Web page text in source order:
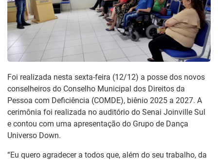
Foi realizada nesta sexta-feira (12/12) a posse dos novos
conselheiros do Conselho Municipal dos Direitos da
Pessoa com Deficiência (COMDE), biênio 2025 a 2027. A
cerimônia foi realizada no auditório do Senai Joinville Sul
e contou com uma apresentação do Grupo de Dança
Universo Down.
“Eu quero agradecer a todos que, além do seu trabalho, da